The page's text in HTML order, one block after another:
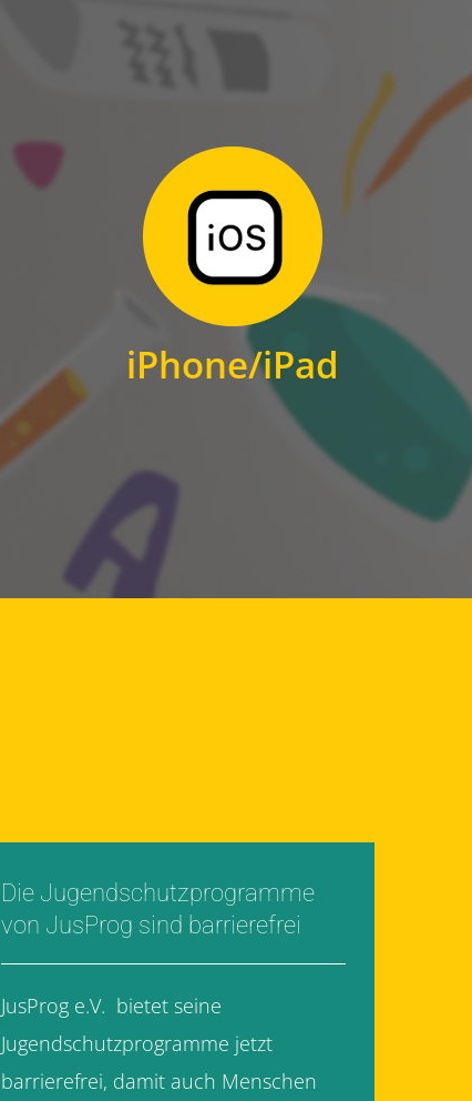
iPhone/iPad
Zum Download
für iPhone und iPad
Die Jugendschutzprogramme
von JusProg sind barrierefrei
JusProg e.V. bietet seine
Jugendschutzprogramme jetzt
barrierefrei, damit auch Menschen